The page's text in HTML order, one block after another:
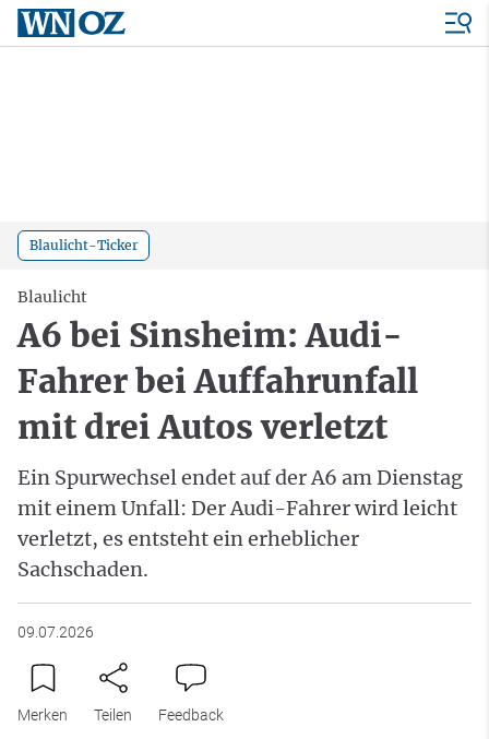
Blaulicht-Ticker
Blaulicht
A6 bei Sinsheim: Audi-
Fahrer bei Auffahrunfall
mit drei Autos verletzt
Ein Spurwechsel endet auf der A6 am Dienstag
mit einem Unfall: Der Audi-Fahrer wird leicht
verletzt, es entsteht ein erheblicher
Sachschaden.
09.07.2026
Merken Teilen Feedback